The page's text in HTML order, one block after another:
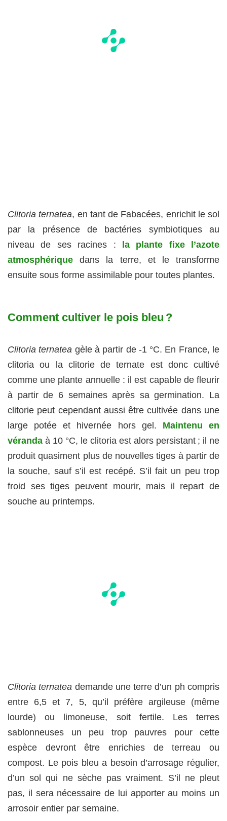
Clitoria ternatea, en tant de Fabacées, enrichit le sol
par la présence de bactéries symbiotiques au
niveau de ses racines :
la plante fixe l’azote
atmosphérique dans la terre, et le transforme
ensuite sous forme assimilable pour toutes plantes.
Comment cultiver le pois bleu ?
Clitoria ternatea gèle à partir de -1 °C. En France, le
clitoria ou la clitorie de ternate est donc cultivé
comme une plante annuelle : il est capable de fleurir
à partir de 6 semaines après sa germination. La
clitorie peut cependant aussi être cultivée dans une
large potée et hivernée hors gel. Maintenu en
véranda à 10 °C, le clitoria est alors persistant ; il ne
produit quasiment plus de nouvelles tiges à partir de
la souche, sauf s’il est recépé. S’il fait un peu trop
froid ses tiges peuvent mourir, mais il repart de
souche au printemps.
Clitoria ternatea demande une terre d’un ph compris
entre 6,5 et 7, 5, qu’il préfère argileuse (même
lourde) ou limoneuse, soit fertile. Les terres
sablonneuses un peu trop pauvres pour cette
espèce devront être enrichies de terreau ou
compost. Le pois bleu a besoin d’arrosage régulier,
d’un sol qui ne sèche pas vraiment. S’il ne pleut
pas, il sera nécessaire de lui apporter au moins un
arrosoir entier par semaine.